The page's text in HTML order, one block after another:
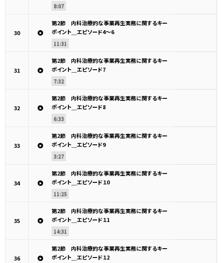
8:07
30
第2節 内科治療的な事業再生実務に関するキー
ポイント＿エピソード4～6
11:31
31
第2節 内科治療的な事業再生実務に関するキー
ポイント＿エピソード7
7:32
32
第2節 内科治療的な事業再生実務に関するキー
ポイント＿エピソード8
6:33
33
第2節 内科治療的な事業再生実務に関するキー
ポイント＿エピソード9
3:27
34
第2節 内科治療的な事業再生実務に関するキー
ポイント＿エピソード１0
11:25
35
第2節 内科治療的な事業再生実務に関するキー
ポイント＿エピソード１1
14:31
36
第2節 内科治療的な事業再生実務に関するキー
ポイント＿エピソード１2